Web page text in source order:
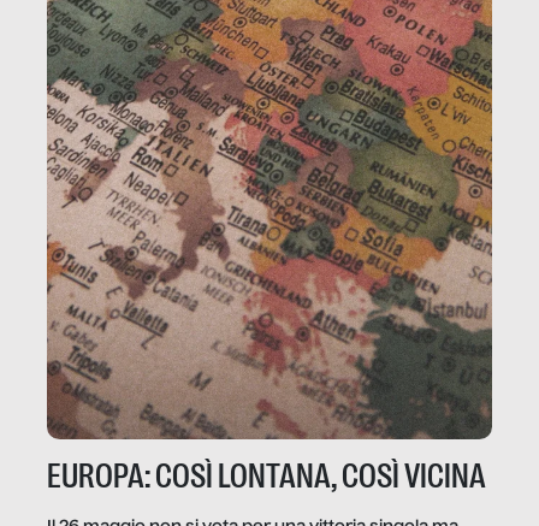
EUROPA: COSÌ LONTANA, COSÌ VICINA